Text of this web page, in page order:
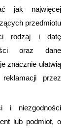
jak najwięcej
przedmiotu
rodzaj i datę
oraz dane
znacznie ułatwią
przez
i niezgodności
lub podmiot, o